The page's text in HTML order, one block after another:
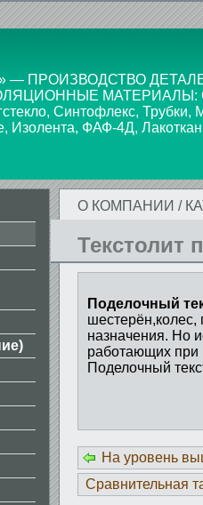
— ПРОИЗВОДСТВО
МАТЕРИАЛЫ:
Синтофлекс, Трубки,
Изолента, ФАФ-4Д,
О КОМПАНИИ /
Текстолит
Поделочный
шестерён,колес,
назначения. Но
работающих при
Поделочный
На уровень
Сравнительная